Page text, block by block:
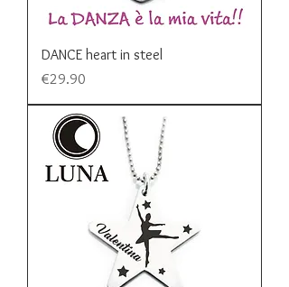
DANCE heart in steel
Price
€29.90